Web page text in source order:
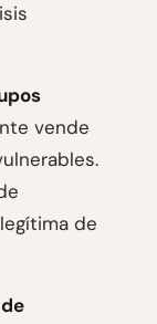
vende
de